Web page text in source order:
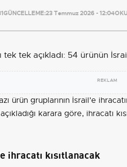
GÜNCELLEME:23 Temmuz 2026 - 12:04
REKLAM
ürün gruplarının İsrail’e
karara göre, ihracatı
ihracatı kısıtlanacak